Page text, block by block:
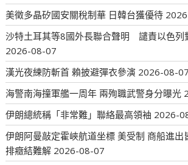
美徵多晶矽國安關稅制華 日韓台獲優待
沙特土耳其等8國外長聯合聲明 譴責以色列
2026-08-07
漢光夜練防斬首 賴披避彈衣參演 2026-08-07
海警南海撞軍艦一周年 兩殉職武警身分曝光
伊朗總統稱「非常難」聯絡最高領袖 2026-
伊朗阿曼敲定霍峽航道坐標 美受制 商船進出
排癥結難解 2026-08-07